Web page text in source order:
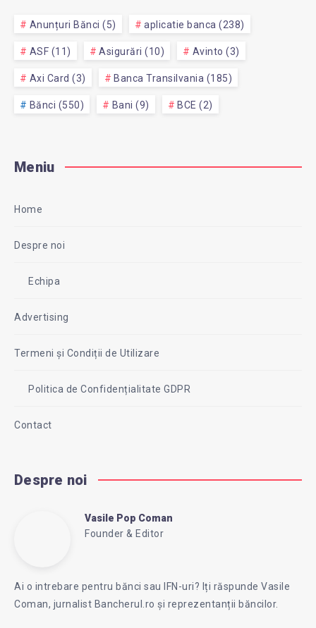
Anunțuri Bănci (5) aplicatie banca (238)
ASF (11) Asigurări (10) Avinto (3)
Axi Card (3) Banca Transilvania (185)
Bănci (550) Bani (9) BCE (2)
Meniu
Home
Despre noi
Echipa
Advertising
Termeni și Condiții de Utilizare
Politica de Confidențialitate GDPR
Contact
Despre noi
Vasile
Pop
Vasile Pop Coman
Founder & Editor
on
Ai o intrebare pentru bănci sau IFN-uri? Iți răspunde Vasile
Coman, jurnalist Bancherul.ro și reprezentanții băncilor.